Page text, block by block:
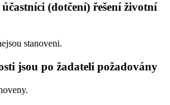
(dotčení) řešení životní
stanoveni.
jsou po žadateli požadovány